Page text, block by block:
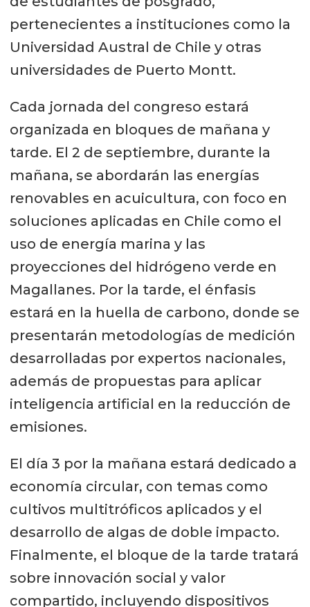
pertenecientes a instituciones como la
Universidad Austral de Chile y otras
universidades de Puerto Montt.
Cada jornada del congreso estará
organizada en bloques de mañana y
tarde. El 2 de septiembre, durante la
mañana, se abordarán las energías
renovables en acuicultura, con foco en
soluciones aplicadas en Chile como el
uso de energía marina y las
proyecciones del hidrógeno verde en
Magallanes. Por la tarde, el énfasis
estará en la huella de carbono, donde se
presentarán metodologías de medición
desarrolladas por expertos nacionales,
además de propuestas para aplicar
inteligencia artificial en la reducción de
emisiones.
El día 3 por la mañana estará dedicado a
economía circular, con temas como
cultivos multitróficos aplicados y el
desarrollo de algas de doble impacto.
Finalmente, el bloque de la tarde tratará
sobre innovación social y valor
compartido, incluyendo dispositivos